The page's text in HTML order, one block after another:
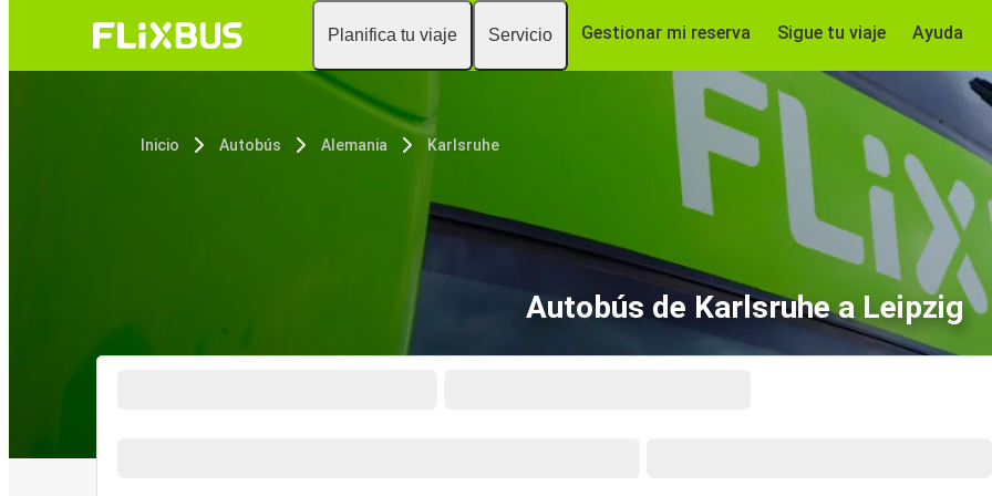
Planifica tu viaje Servicio Gestionar mi reserva Sigue tu viaje Ayuda
Inicio Autobús Alemania Karlsruhe
Autobús de Karlsruhe a Leipzig